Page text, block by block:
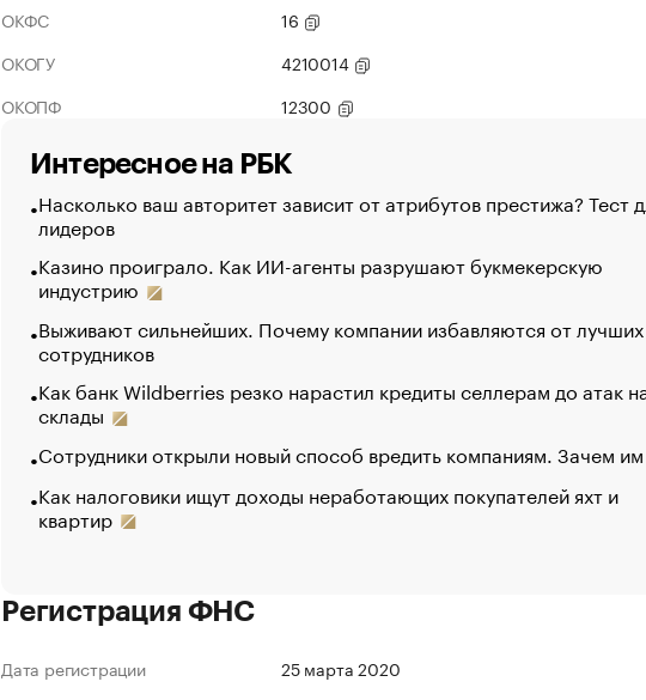
ОКФС
16
ОКОГУ
4210014
ОКОПФ
12300
Интересное на РБК
Насколько ваш авторитет зависит от атрибутов престижа? Тест
лидеров
Казино проиграло. Как ИИ-агенты разрушают букмекерскую
индустрию
Выживают сильнейших. Почему компании избавляются от лучших
сотрудников
Как банк Wildberries резко нарастил кредиты селлерам до атак
склады
Сотрудники открыли новый способ вредить компаниям. Зачем
Как налоговики ищут доходы неработающих покупателей яхт и
квартир
Регистрация ФНС
Дата регистрации
25 марта 2020